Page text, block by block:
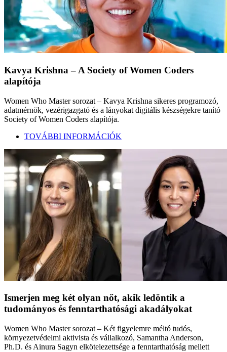
Kavya Krishna – A Society of Women Coders
alapítója
Women Who Master sorozat – Kavya Krishna sikeres programozó,
adatmérnök, vezérigazgató és a lányokat digitális készségekre tanító
Society of Women Coders alapítója.
TOVÁBBI INFORMÁCIÓK
Ismerjen meg két olyan nőt, akik ledöntik a
tudományos és fenntarthatósági akadályokat
Women Who Master sorozat – Két figyelemre méltó tudós,
környezetvédelmi aktivista és vállalkozó, Samantha Anderson,
Ph.D. és Ainura Sagyn elkötelezettsége a fenntarthatóság mellett